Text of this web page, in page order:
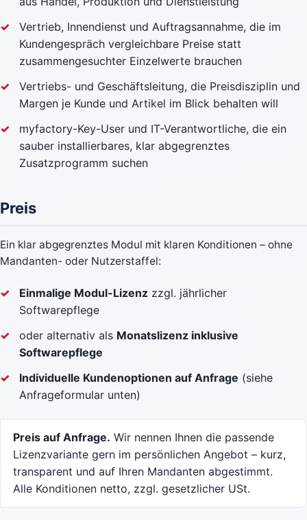
Vertrieb, Innendienst und Auftragsannahme, die im
Kundengespräch vergleichbare Preise statt
zusammengesuchter Einzelwerte brauchen
Vertriebs- und Geschäftsleitung, die Preisdisziplin und
Margen je Kunde und Artikel im Blick behalten will
myfactory-Key-User und IT-Verantwortliche, die ein
sauber installierbares, klar abgegrenztes
Zusatzprogramm suchen
Preis
Ein klar abgegrenztes Modul mit klaren Konditionen – ohne
Mandanten- oder Nutzerstaffel:
Einmalige Modul-Lizenz zzgl. jährlicher
Softwarepflege
oder alternativ als Monatslizenz inklusive
Softwarepflege
Individuelle Kundenoptionen auf Anfrage (siehe
Anfrageformular unten)
Preis auf Anfrage. Wir nennen Ihnen die passende
Lizenzvariante gern im persönlichen Angebot – kurz,
transparent und auf Ihren Mandanten abgestimmt.
Alle Konditionen netto, zzgl. gesetzlicher USt.